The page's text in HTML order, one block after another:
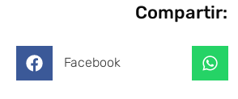
Compartir:
Facebook